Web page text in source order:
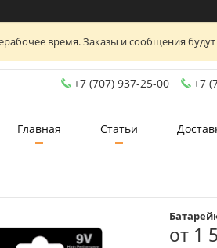
время. Заказы и сообщения
+7 (707) 937-25-00 +7
Главная Статьи
от 1